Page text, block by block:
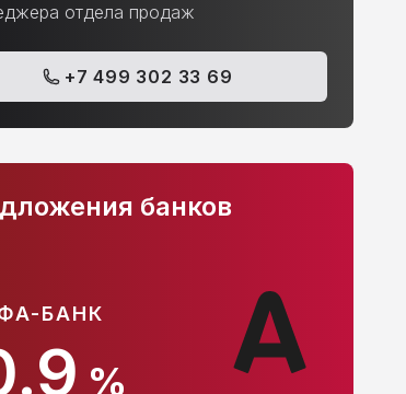
отдела продаж
+7 499 302 33 69
БАНК
%
банков